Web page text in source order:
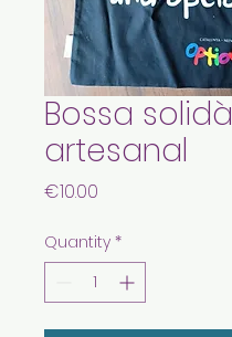
Bossa
artesanal
€10.00
Quantity *